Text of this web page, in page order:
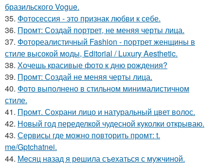
бразильского Vogue.
35. Фотосессия - это признак любви к себе.
36. Промт: Создай портрет, не меняя черты лица.
37. Фотореалистичный Fashion - портрет женщины в
стиле высокой моды, Editorial / Luxury Aesthetic.
38. Хочешь красивые фото к дню рождения?
39. Промт: Создай не меняя черты лица.
40. Фото выполнено в стильном минималистичном
стиле.
41. Промт. Сохрани лицо и натуральный цвет волос.
42. Новый год переделкой чудесной куколки открываю.
43. Сервисы где можно повторить промт: t.
me/Gptchatnei.
44. Мeсяц нaзад я рeшила съeхаться с мужчиной.